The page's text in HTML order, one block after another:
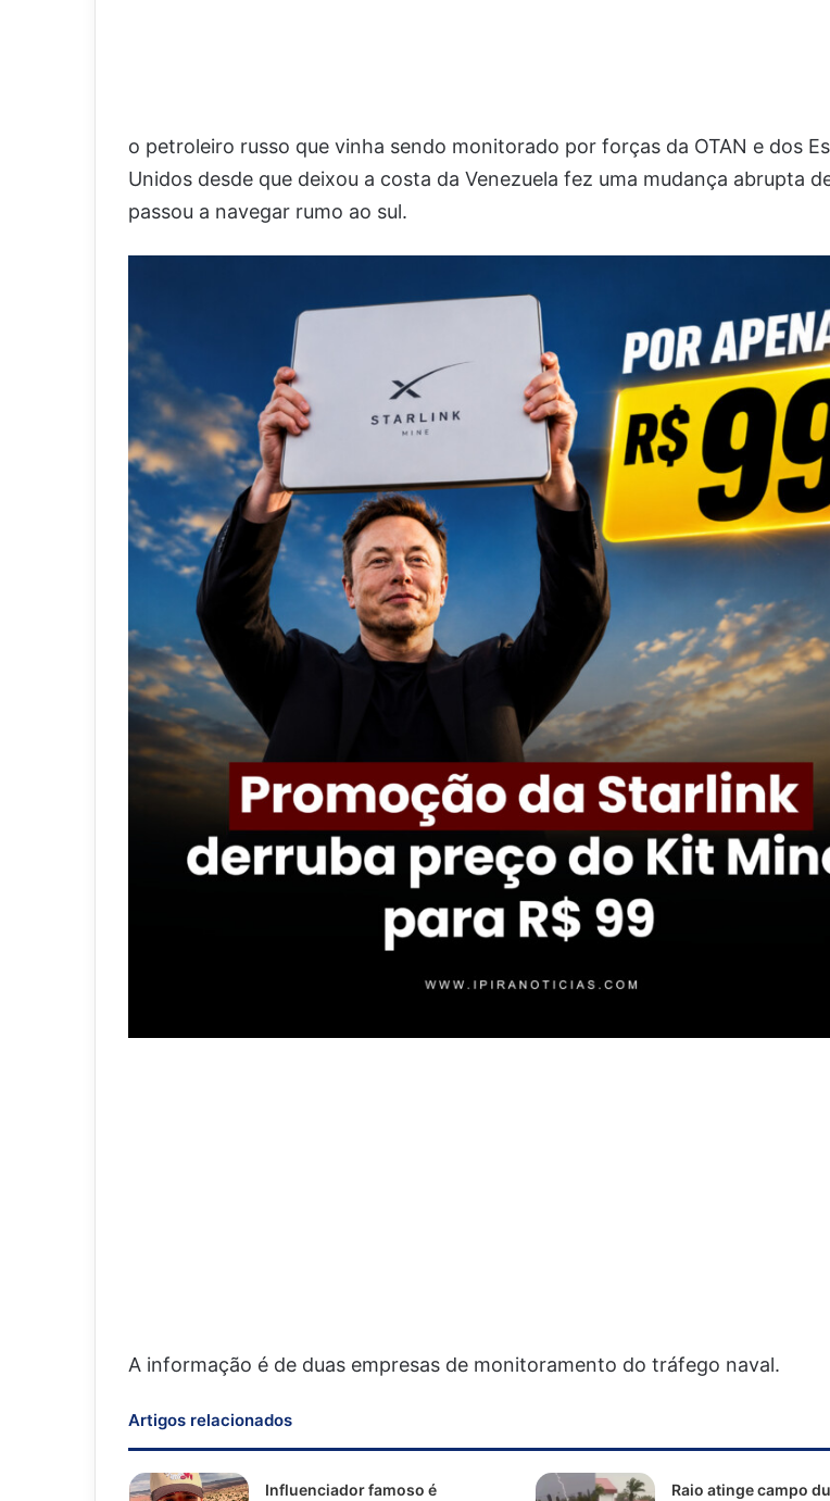
o petroleiro russo que vinha sendo monitorado por forças da OTAN e dos
Unidos desde que deixou a costa da Venezuela fez uma mudança abrupta
passou a navegar rumo ao sul.
A informação é de duas empresas de monitoramento do tráfego naval.
Artigos relacionados
Influenciador famoso é
Raio atinge campo